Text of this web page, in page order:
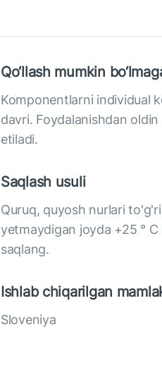
Qo‘llash mumkin
Komponentlarni individual
davri. Foydalanishdan
etiladi.
Saqlash usuli
Quruq, quyosh nurlari
yetmaydigan joyda +25 °
saqlang.
Ishlab chiqarilgan
Sloveniya